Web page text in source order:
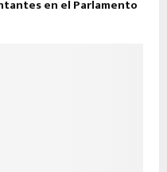
en el Parlamento